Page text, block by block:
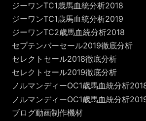
ジーワンTC1歳馬血統分析2018
ジーワンTC1歳馬血統分析2019
ジーワンTC2歳馬血統分析2018
セプテンバーセール2019徹底分析
セレクトセール2018徹底分析
セレクトセール2019徹底分析
ノルマンディーOC1歳馬血統分析
ノルマンディーOC1歳馬血統分析
ブログ動画制作機材